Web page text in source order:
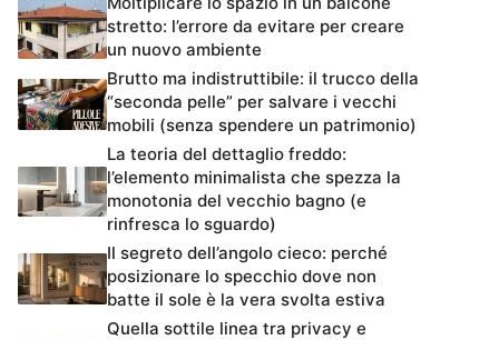
stretto: l’errore da evitare per creare
un nuovo ambiente
Brutto ma indistruttibile: il trucco della
“seconda pelle” per salvare i vecchi
mobili (senza spendere un patrimonio)
La teoria del dettaglio freddo:
l’elemento minimalista che spezza la
monotonia del vecchio bagno (e
rinfresca lo sguardo)
Il segreto dell’angolo cieco: perché
posizionare lo specchio dove non
batte il sole è la vera svolta estiva
Quella sottile linea tra privacy e